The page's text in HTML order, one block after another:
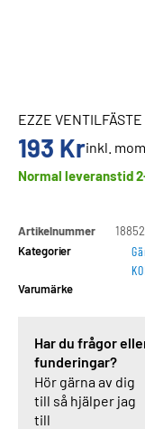
EZZE VENTILFÄSTE
193 Krinkl.
Normal leveranstid
Artikelnummer
Kategorier
Varumärke
Har du frågor
funderingar?
Hör gärna av dig
till så hjälper jag
till